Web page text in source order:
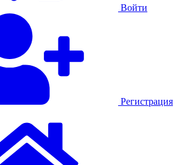
Войти
Регистрация